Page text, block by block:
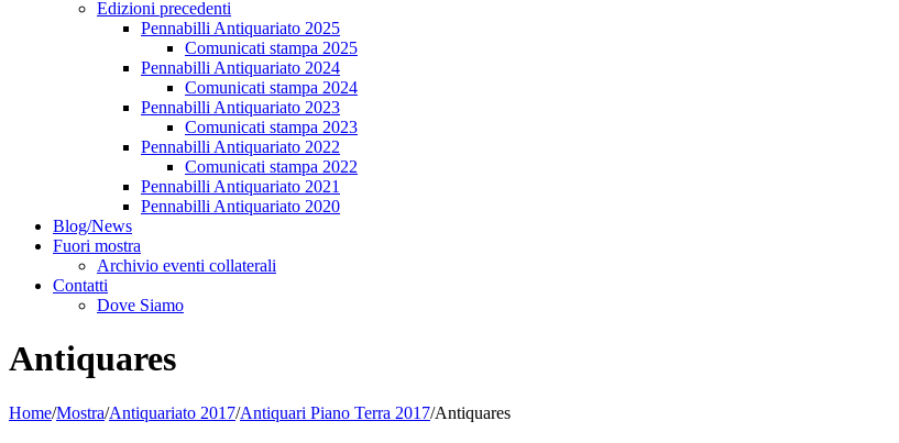
Edizioni precedenti
Pennabilli Antiquariato 2025
Comunicati stampa 2025
Pennabilli Antiquariato 2024
Comunicati stampa 2024
Pennabilli Antiquariato 2023
Comunicati stampa 2023
Pennabilli Antiquariato 2022
Comunicati stampa 2022
Pennabilli Antiquariato 2021
Pennabilli Antiquariato 2020
Blog/News
Fuori mostra
Archivio eventi collaterali
Contatti
Dove Siamo
Antiquares
Home/Mostra/Antiquariato 2017/Antiquari Piano Terra 2017/Antiquares